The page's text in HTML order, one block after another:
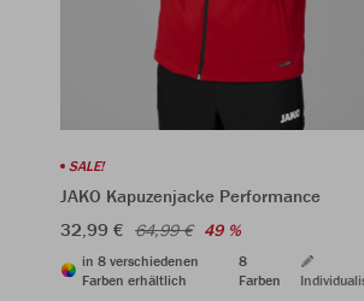
SALE!
JAKO Kapuzenjacke Performance
32,99 € 64,99 € 49 %
in 8 verschiedenen
Farben erhältlich
8
Farben